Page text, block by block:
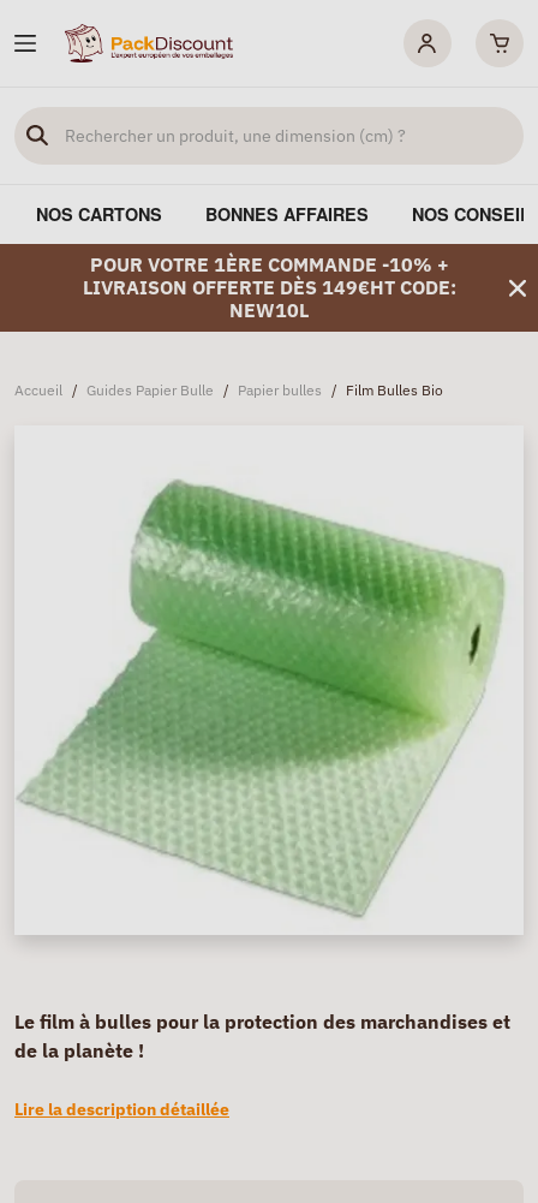
NOS CARTONS BONNES AFFAIRES NOS
POUR VOTRE 1ÈRE COMMANDE -10% +
LIVRAISON OFFERTE DÈS 149€HT CODE:
NEW10L
Accueil / Guides Papier Bulle / Papier bulles / Film Bulles Bio
Le film à bulles pour la protection des marchandises et
de la planète !
Lire la description détaillée